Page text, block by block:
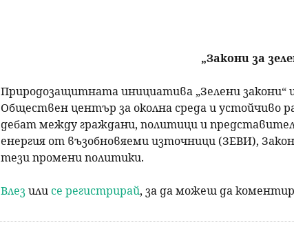
„Закони за
Природозащитната инициатива „Зелени закони“
Обществен център за околна среда и устойчиво
дебат между граждани, политици и
енергия от възобновяеми източници (ЗЕВИ),
тези промени политики.
Влезили се регистрирай, за да можеш да